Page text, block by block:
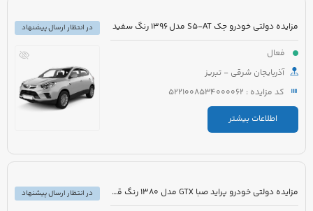
مزایده دولتی خودرو جک S5-AT مدل 1396 رنگ سفید
فعال
آذربایجان شرقی - تبریز
کد مزایده : 5221008534000062
اطلاعات بیشتر
در انتظار ارسال پیشنهاد
مزایده دولتی خودرو پراید صبا GTX مدل 1380 رنگ قرمز
در انتظار ارسال پیشنهاد